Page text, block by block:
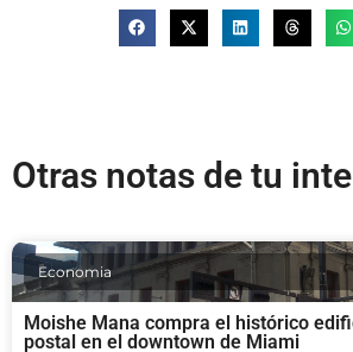
Otras notas de tu
Economia
Moishe Mana compra el histórico
postal en el downtown de Miami